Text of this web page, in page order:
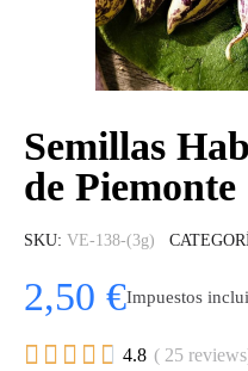
Semillas
de Piemonte
SKU VE-138-(3g)
2,50 €Impuestos
     4.8 ( 25